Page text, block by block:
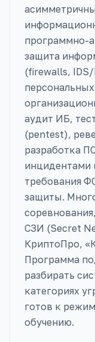
программно-
защита
(firewalls,
аудит ИБ,
(pentest),
разработка
инцидентами
требования
защиты.
СЗИ (Secret
КриптоПро,
Программа
разбирать
категориях
готов к
обучению.